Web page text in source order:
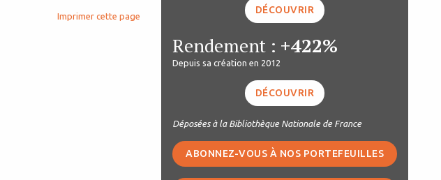
Imprimer cette page
DÉCOUVRIR
Rendement : +422%
Depuis sa création en 2012
DÉCOUVRIR
Déposées à la Bibliothèque Nationale de France
ABONNEZ-VOUS À NOS PORTEFEUILLES